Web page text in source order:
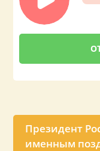
Президент
именным